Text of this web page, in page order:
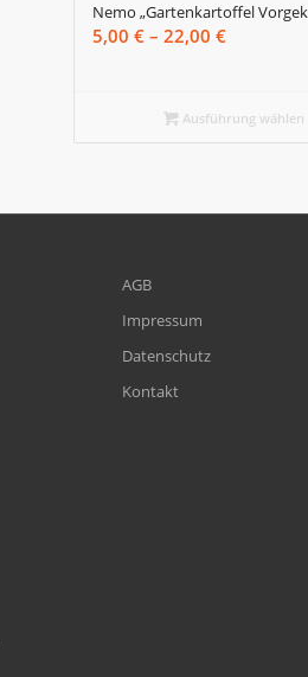
Nemo „Gartenkartoffel
5,00 € – 22,00 €
22,00 €
Ausführung wählen
AGB
Impressum
Datenschutz
Kontakt